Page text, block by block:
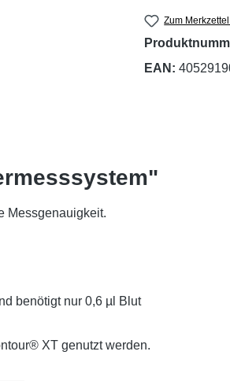
Zum
EAN:
Messgenauigkeit.
benötigt nur 0,6 µl Blut
XT genutzt werden.